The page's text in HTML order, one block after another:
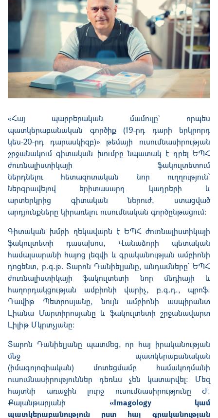
«Հայ պարբերական մամուլը` որպես
պատկերաբանական գործիք (19-րդ դարի երկրորդ
կես-20-րդ դարասկիզբ)» թեմայի ուսումնասիրության
շրջանակում գիտական խումբը նպատակ է դրել ԵՊՀ
ժուռնալիստիկայի ֆակուլտետում
ներդնելու հետազոտական նոր ուղղություն՝
ներգրավելով երիտասարդ կադրերի և
արտերկրից գիտական ներուժ, ստացված
արդյունքները կիրառելու ուսումնական գործընթացում:
Գիտական խմբի ղեկավարն է ԵՊՀ ժուռնալիստիկայի
ֆակուլտետի դասախոս, Վանաձորի պետական
համալսարանի հայոց լեզվի և գրականության ամբիոնի
դոցենտ, բ.գ.թ. Տարոն Դանիելյանը, անդամները՝ ԵՊՀ
ժուռնալիստիկայի ֆակուլտետի նոր մեդիայի և
հաղորդակցության ամբիոնի վարիչ, բ.գ.դ., պրոֆ.
Դավիթ Պետրոսյանը, նույն ամբիոնի ասպիրանտ
Լիանա Մարտիրոսյանը և ֆակուլտետի շրջանավարտ
Լիլիթ Մկրտչյանը:
Տարոն Դանիելյանը պատմեց, որ հայ իրականության
մեջ պատկերաբանական
(իմագոլոգիական) մոտեցմամբ համակողմանի
ուսումնասիրություններ դեռևս չեն կատարվել: Մեզ
հայտնի առաջին լուրջ ուսումնասիրությունը Ժ.
Քալանթարյանի «Imagology կամ
պատկերաբանություն ըստ հայ գրականության